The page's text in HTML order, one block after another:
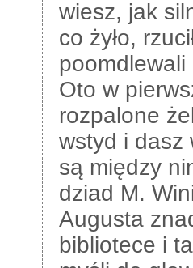
wiesz, jak
co żyło,
poomdlewali
Oto w
rozpalone
wstyd i
są między
dziad M.
Augusta
bibliotece i